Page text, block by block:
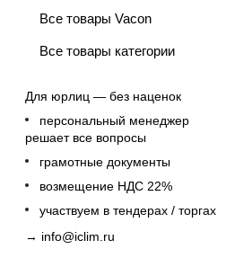
Все товары Vacon
Все товары категории
Для юрлиц — без наценок
персональный менеджер
решает все вопросы
грамотные документы
возмещение НДС 22%
участвуем в тендерах / торгах
→ info@iclim.ru